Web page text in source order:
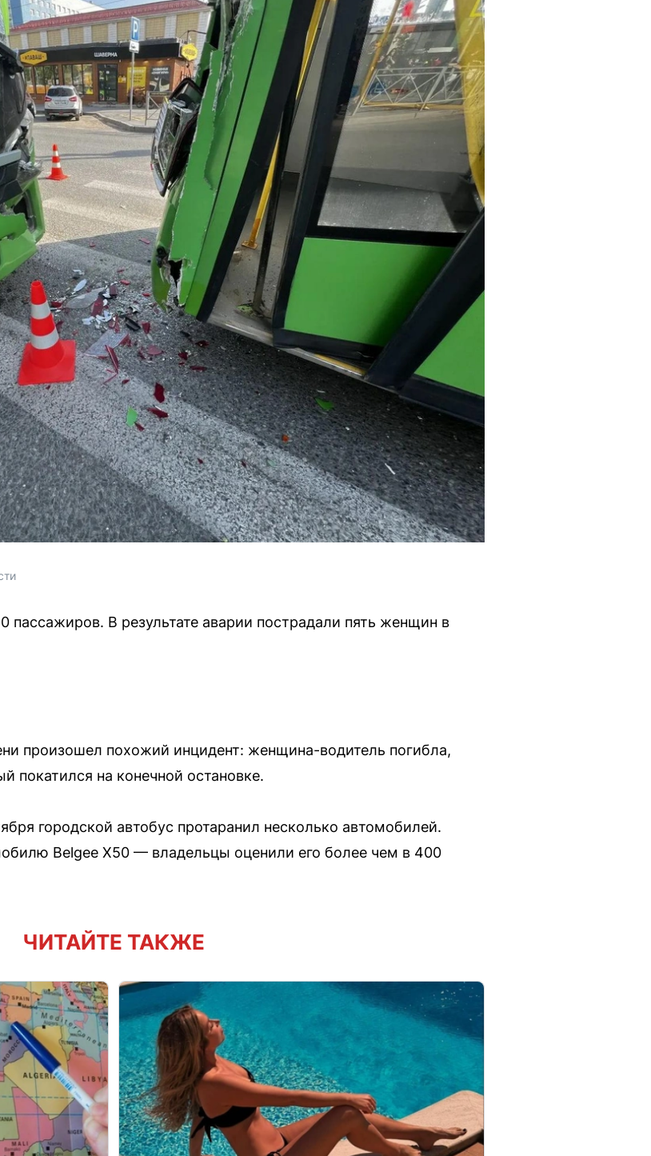
пассажиров. В результате аварии пострадали пять женщин в
произошел похожий инцидент: женщина-водитель погибла,
покатился на конечной остановке.
городской автобус протаранил несколько автомобилей.
Belgee X50 — владельцы оценили его более чем в 400
ЧИТАЙТЕ ТАКЖЕ